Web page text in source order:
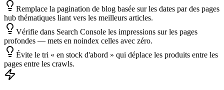
Remplace la pagination de blog basée sur les dates par des pages
hub thématiques liant vers les meilleurs articles.
Vérifie dans Search Console les impressions sur les pages
profondes — mets en noindex celles avec zéro.
Évite le tri « en stock d'abord » qui déplace les produits entre les
pages entre les crawls.